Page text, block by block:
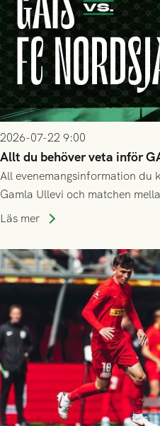
2026-07-22 9:00
Allt du behöver veta inför
All evenemangsinformation
Gamla Ullevi och matchen
kvalet till Conference League!
Läs mer